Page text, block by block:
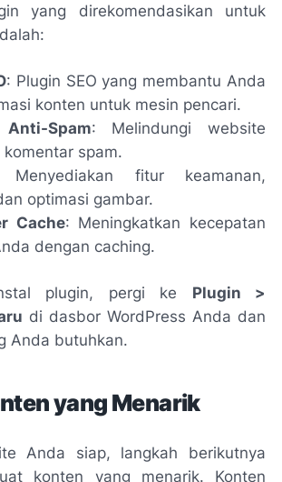
yang direkomendasikan untuk
: Plugin SEO yang membantu Anda
konten untuk mesin pencari.
Spam: Melindungi website
spam.
fitur keamanan,
optimasi gambar.
Cache: Meningkatkan kecepatan
dengan caching.
plugin, pergi ke Plugin >
di dasbor WordPress Anda dan
Anda butuhkan.
yang Menarik
Anda siap, langkah berikutnya
konten yang menarik. Konten